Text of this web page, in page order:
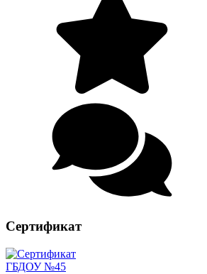
Сертификат
ГБДОУ №45